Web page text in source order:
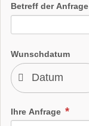
Betreff der Anfrage
Wunschdatum
Ihre Anfrage